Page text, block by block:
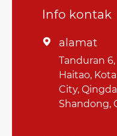
Info kontak
 alamat
Tanduran 6,
Haitao,
City,
Shandong,